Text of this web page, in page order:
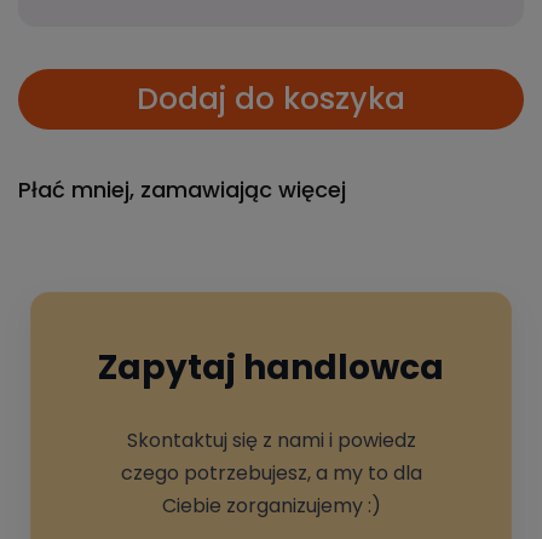
Dodaj do koszyka
Płać mniej, zamawiając więcej
Zapytaj handlowca
Skontaktuj się z nami i powiedz
czego potrzebujesz, a my to dla
Ciebie zorganizujemy :)